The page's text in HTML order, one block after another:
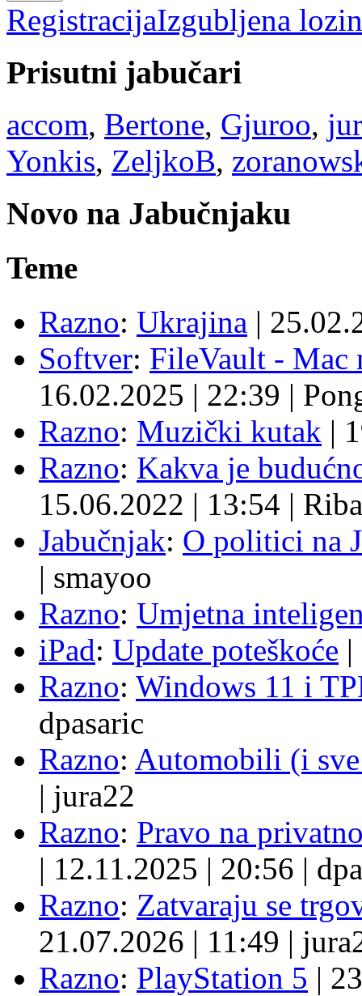
RegistracijaIzgubljena
Prisutni jabučari
accom, Bertone, Gjuroo,
Yonkis, ZeljkoB,
Novo na Jabučnjaku
Teme
Razno: Ukrajina |
Softver: FileVault - Mac
16.02.2025 | 22:39 |
Razno: Muzički kutak |
Razno: Kakva je
15.06.2022 | 13:54 | Riba
Jabučnjak: O politici na
| smayoo
Razno: Umjetna
iPad: Update poteškoće |
Razno: Windows 11 i
dpasaric
Razno: Automobili (i
| jura22
Razno: Pravo na
| 12.11.2025 | 20:56 |
Razno: Zatvaraju se
21.07.2026 | 11:49 |
Razno: PlayStation 5 |